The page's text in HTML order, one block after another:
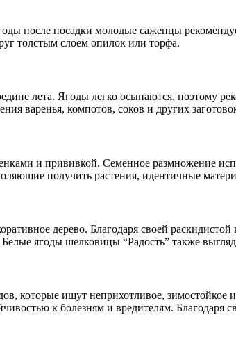
после посадки молодые саженцы
толстым слоем опилок или торфа.
лета. Ягоды легко осыпаются, поэтому
варенья, компотов, соков и других
и прививкой. Семенное размножение
получить растения, идентичные
дерево. Благодаря своей
ягоды шелковицы “Радость” также
которые ищут неприхотливое,
к болезням и вредителям. Благодаря